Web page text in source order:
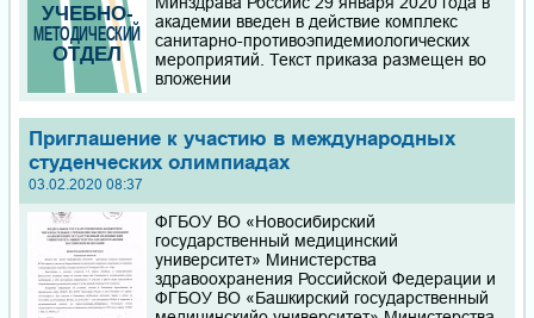
академии введен в действие комплекс
санитарно-противоэпидемиологических
мероприятий. Текст приказа размещен во
вложении
Приглашение к участию в международных
студенческих олимпиадах
03.02.2020 08:37
ФГБОУ ВО «Новосибирский
государственный медицинский
университет» Министерства
здравоохранения Российской Федерации и
ФГБОУ ВО «Башкирский государственный